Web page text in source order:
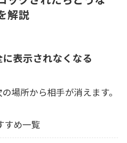
解説
表示されなくなる
場所から相手が消えます。
すめ一覧